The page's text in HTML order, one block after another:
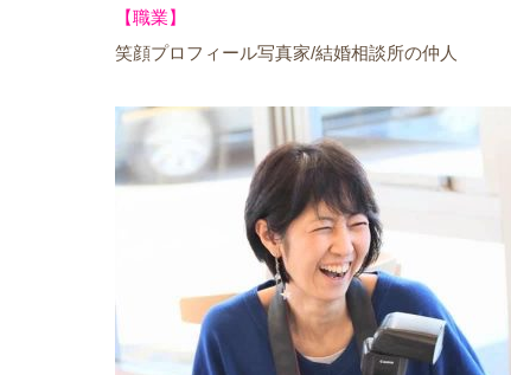
【職業】
笑顔プロフィール写真家/結婚相談所の仲人